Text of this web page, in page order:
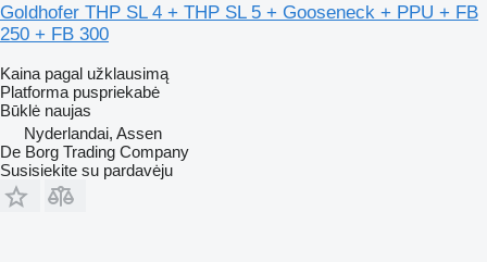
Goldhofer THP SL 4 + THP SL 5 + Gooseneck + PPU + FB
250 + FB 300
Kaina pagal užklausimą
Platforma puspriekabė
Būklė naujas
Nyderlandai, Assen
De Borg Trading Company
Susisiekite su pardavėju